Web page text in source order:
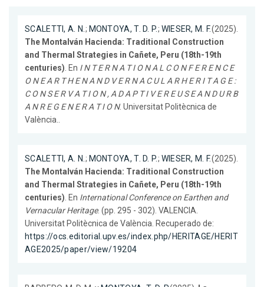
SCALETTI, A. N.; MONTOYA, T. D. P.; WIESER, M. F.(2025).
The Montalván Hacienda: Traditional Construction
and Thermal Strategies in Cañete, Peru (18th-19th
centuries). En I N T E R N A T I O N A L C O N F E R E N C E
O N E A R T H E N A N D V E R N A C U L A R H E R I T A G E :
C O N S E R V A T I O N , A D A P T I V E R E U S E A N D U R B
A N R E G E N E R A T I O N. Universitat Politècnica de
València..
SCALETTI, A. N.; MONTOYA, T. D. P.; WIESER, M. F.(2025).
The Montalván Hacienda: Traditional Construction
and Thermal Strategies in Cañete, Peru (18th-19th
centuries). En International Conference on Earthen and
Vernacular Heritage. (pp. 295 - 302). VALENCIA.
Universitat Politècnica de València. Recuperado de:
https://ocs.editorial.upv.es/index.php/HERITAGE/HERIT
AGE2025/paper/view/19204